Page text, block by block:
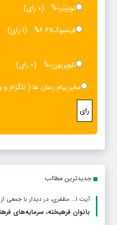
توییتر0%
(0 رای)
فیسبوک6.67% (1 رای)
تلویزیون0%
(0 رای)
سایر پیام رسان ها ( تلگرام
رای
جدیدترین مطالب
آیت ا... مظفری، در دیدار با جمعی
بانوان فرهیخته، سرمایه‌های